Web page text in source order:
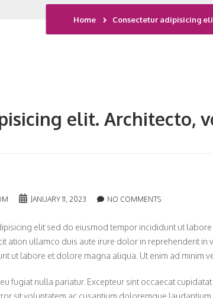
Home Consectetur adipisicing
elit. Architecto,
JANUARY 11, 2023 NO COMMENTS
elit sed do eiusmod tempor incididunt ut
ation ullamco duis aute irure dolor in reprehenderit
ut labore et dolore magna aliqua. Ut enim ad minim
fugiat nulla pariatur. Excepteur sint occaecat
sit voluptatem ac cusantium doloremque